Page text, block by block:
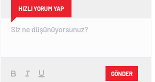
HIZLI YORUM YAP
GÖNDER